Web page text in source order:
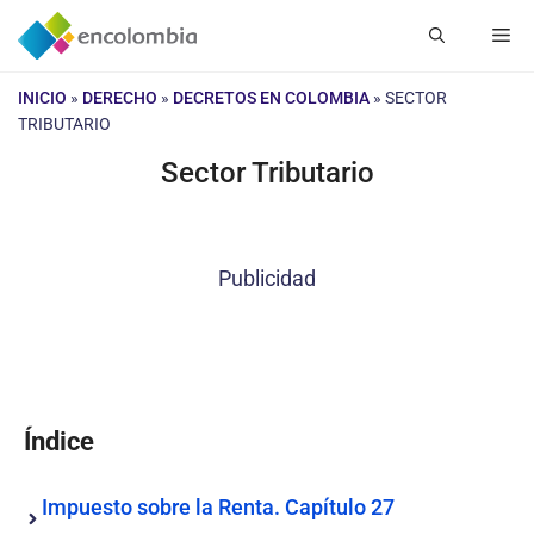
Saltar
INICIO » DERECHO » DECRETOS EN COLOMBIA » SECTOR
TRIBUTARIO
Sector Tributario
Publicidad
Índice
Impuesto sobre la Renta. Capítulo 27